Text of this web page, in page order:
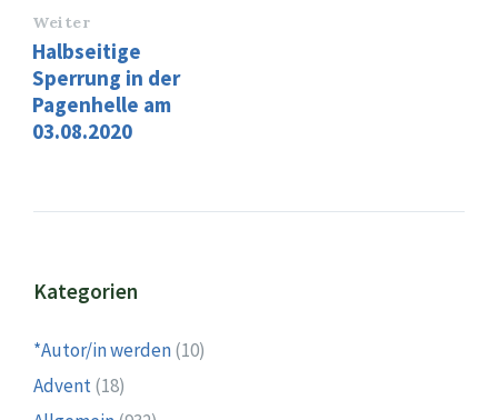
Weiter
Halbseitige
Sperrung in der
Pagenhelle am
03.08.2020
Kategorien
*Autor/in werden(10)
Advent(18)